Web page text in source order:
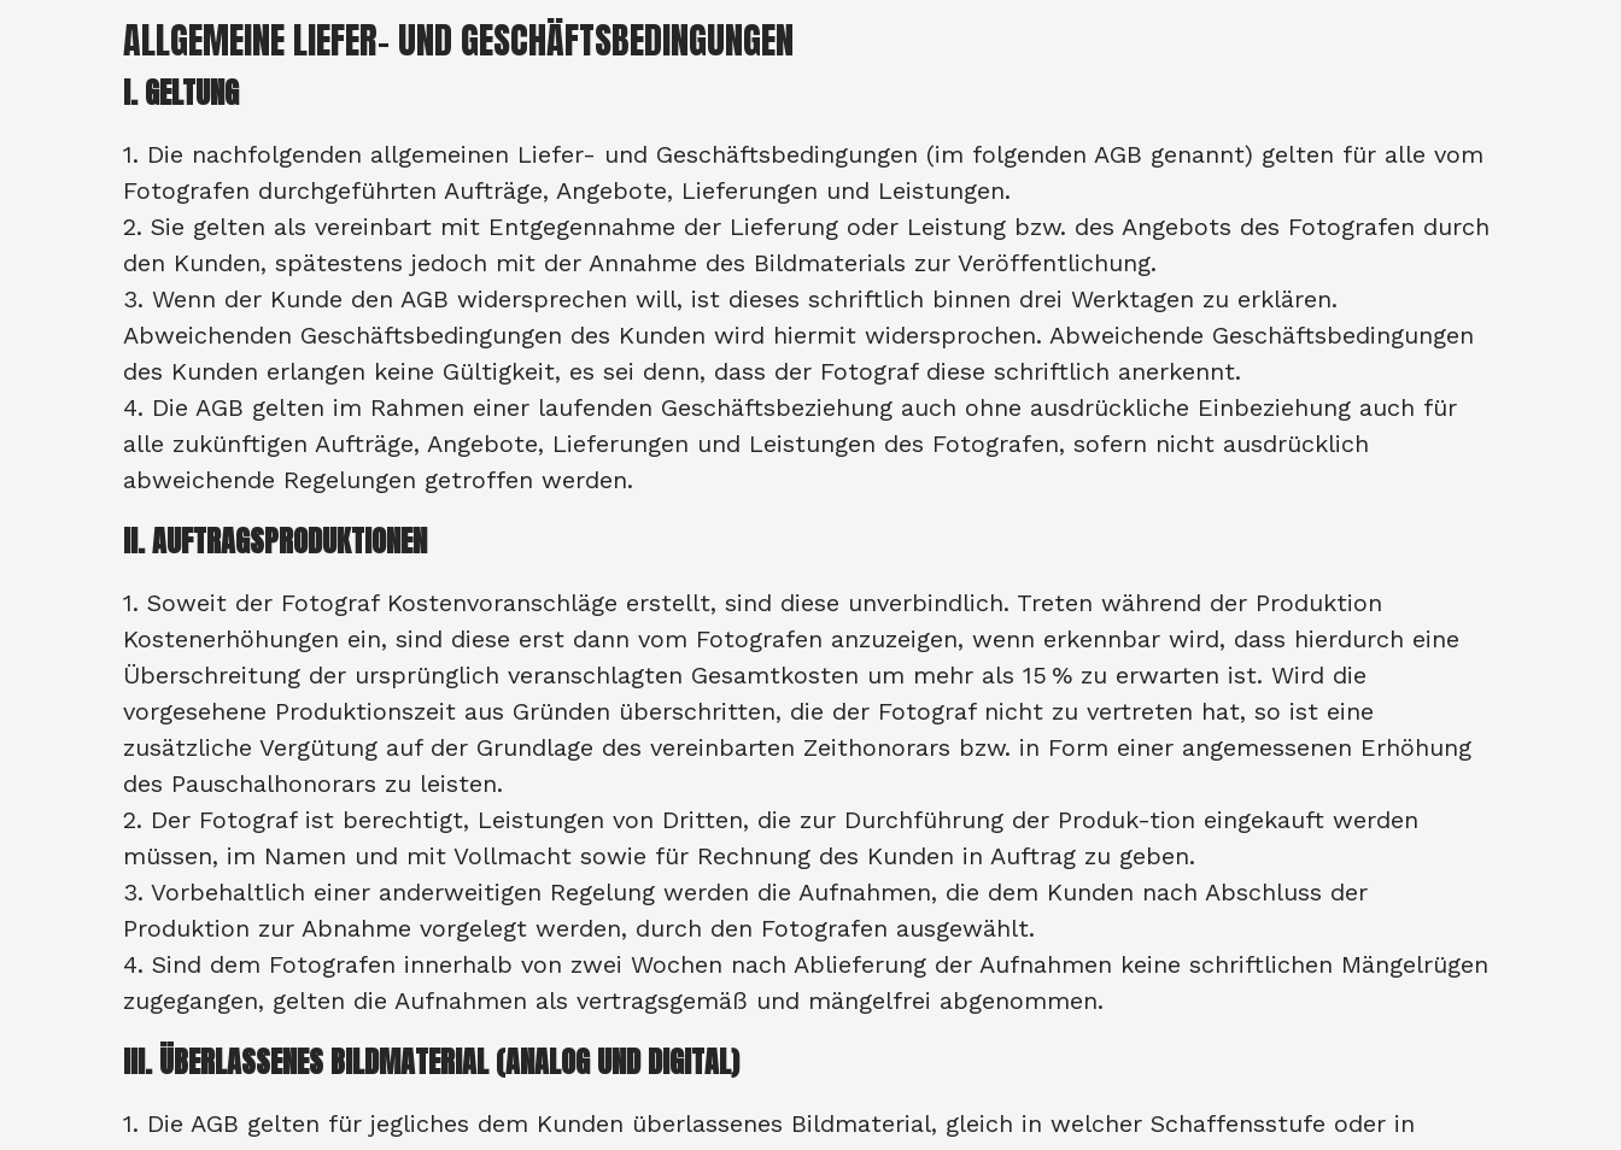
ALLGEMEINE LIEFER- UND GESCHÄFTSBEDINGUNGEN
I. GELTUNG
1. Die nachfolgenden allgemeinen Liefer- und Geschäftsbedingungen (im folgenden AGB genannt) gelten für alle vom
Fotografen durchgeführten Aufträge, Angebote, Lieferungen und Leistungen.
2. Sie gelten als vereinbart mit Entgegennahme der Lieferung oder Leistung bzw. des Angebots des Fotografen durch
den Kunden, spätestens jedoch mit der Annahme des Bildmaterials zur Veröffentlichung.
3. Wenn der Kunde den AGB widersprechen will, ist dieses schriftlich binnen drei Werktagen zu erklären.
Abweichenden Geschäftsbedingungen des Kunden wird hiermit widersprochen. Abweichende Geschäftsbedingungen
des Kunden erlangen keine Gültigkeit, es sei denn, dass der Fotograf diese schriftlich anerkennt.
4. Die AGB gelten im Rahmen einer laufenden Geschäftsbeziehung auch ohne ausdrückliche Einbeziehung auch für
alle zukünftigen Aufträge, Angebote, Lieferungen und Leistungen des Fotografen, sofern nicht ausdrücklich
abweichende Regelungen getroffen werden.
II. AUFTRAGSPRODUKTIONEN
1. Soweit der Fotograf Kostenvoranschläge erstellt, sind diese unverbindlich. Treten während der Produktion
Kostenerhöhungen ein, sind diese erst dann vom Fotografen anzuzeigen, wenn erkennbar wird, dass hierdurch eine
Überschreitung der ursprünglich veranschlagten Gesamtkosten um mehr als 15 % zu erwarten ist. Wird die
vorgesehene Produktionszeit aus Gründen überschritten, die der Fotograf nicht zu vertreten hat, so ist eine
zusätzliche Vergütung auf der Grundlage des vereinbarten Zeithonorars bzw. in Form einer angemessenen Erhöhung
des Pauschalhonorars zu leisten.
2. Der Fotograf ist berechtigt, Leistungen von Dritten, die zur Durchführung der Produk-tion eingekauft werden
müssen, im Namen und mit Vollmacht sowie für Rechnung des Kunden in Auftrag zu geben.
3. Vorbehaltlich einer anderweitigen Regelung werden die Aufnahmen, die dem Kunden nach Abschluss der
Produktion zur Abnahme vorgelegt werden, durch den Fotografen ausgewählt.
4. Sind dem Fotografen innerhalb von zwei Wochen nach Ablieferung der Aufnahmen keine schriftlichen Mängelrügen
zugegangen, gelten die Aufnahmen als vertragsgemäß und mängelfrei abgenommen.
III. ÜBERLASSENES BILDMATERIAL (ANALOG UND DIGITAL)
1. Die AGB gelten für jegliches dem Kunden überlassenes Bildmaterial, gleich in welcher Schaffensstufe oder in